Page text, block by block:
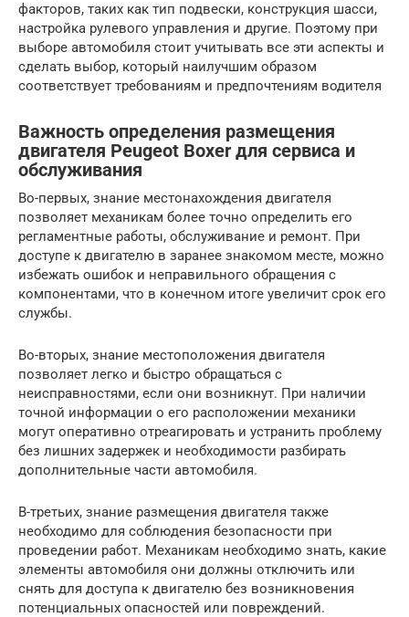
факторов, таких как тип подвески, конструкция шасси,
настройка рулевого управления и другие. Поэтому при
выборе автомобиля стоит учитывать все эти аспекты и
сделать выбор, который наилучшим образом
соответствует требованиям и предпочтениям водителя
Важность определения размещения
двигателя Peugeot Boxer для сервиса и
обслуживания
Во-первых, знание местонахождения двигателя
позволяет механикам более точно определить его
регламентные работы, обслуживание и ремонт. При
доступе к двигателю в заранее знакомом месте, можно
избежать ошибок и неправильного обращения с
компонентами, что в конечном итоге увеличит срок его
службы.
Во-вторых, знание местоположения двигателя
позволяет легко и быстро обращаться с
неисправностями, если они возникнут. При наличии
точной информации о его расположении механики
могут оперативно отреагировать и устранить проблему
без лишних задержек и необходимости разбирать
дополнительные части автомобиля.
В-третьих, знание размещения двигателя также
необходимо для соблюдения безопасности при
проведении работ. Механикам необходимо знать, какие
элементы автомобиля они должны отключить или
снять для доступа к двигателю без возникновения
потенциальных опасностей или повреждений.